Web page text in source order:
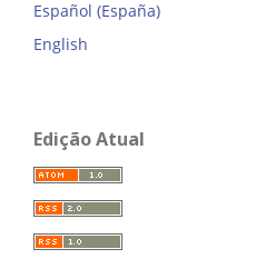
Español (España)
English
Edição Atual